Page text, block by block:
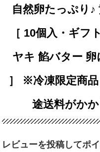
自然卵たっぷり♪
［ 10個入・ギフ
ヤキ 餡バター
］ ※冷凍限定商
途送料がか
レビューを投稿してポ